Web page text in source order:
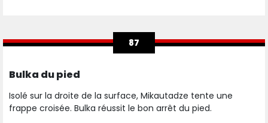
87
Bulka du pied
Isolé sur la droite de la surface, Mikautadze tente une
frappe croisée. Bulka réussit le bon arrêt du pied.